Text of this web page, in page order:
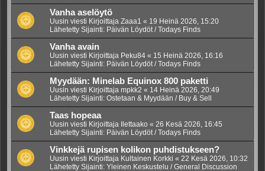
Vanha aselöytö
Uusin viesti Kirjoittaja Zaaa1 « 19 Heinä 2026, 15:20
Lähetetty Sijainti: Päivän Löydöt / Todays Finds
Vanha avain
Uusin viesti Kirjoittaja Peku84 « 15 Heinä 2026, 16:16
Lähetetty Sijainti: Päivän Löydöt / Todays Finds
Myydään: Minelab Equinox 800 paketti
Uusin viesti Kirjoittaja mpkk2 « 14 Heinä 2026, 20:49
Lähetetty Sijainti: Ostetaan & Myydään / Buy & Sell
Taas hopeaa
Uusin viesti Kirjoittaja Ilettaako « 26 Kesä 2026, 16:45
Lähetetty Sijainti: Päivän Löydöt / Todays Finds
Vinkkejä rupisen kolikon puhdistukseen?
Uusin viesti Kirjoittaja Kultainen Korkki « 22 Kesä 2026, 10:32
Lähetetty Sijainti: Yleinen Keskustelu / General Discussion